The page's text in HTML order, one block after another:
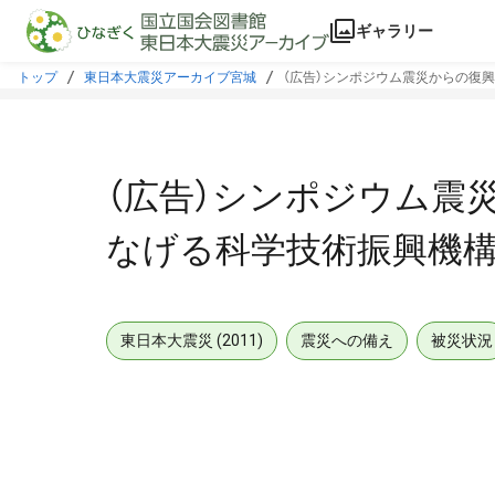
本文に飛ぶ
ギャラリー
トップ 東日本大震災アーカイブ宮城 （広告）シンポジウム震災からの復
（広告）シンポジウム震
なげる科学技術振興機
東日本大震災 (2011) 震災への備え 被災状況